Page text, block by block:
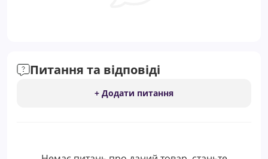
Питання та відповіді
+ Додати питання